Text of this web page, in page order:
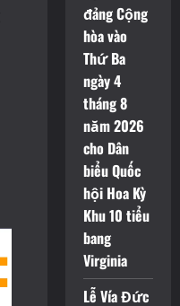
đảng Cộng
hòa vào
Thứ Ba
ngày 4
tháng 8
năm 2026
cho Dân
biểu Quốc
hội Hoa Kỳ
Khu 10 tiểu
bang
Virginia
Lễ Vía Đức